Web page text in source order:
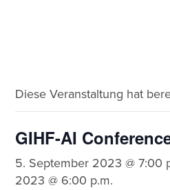
Diese Veranstaltung hat
GIHF-AI
5. September 2023 @ 7:00
2023 @ 6:00 p.m.